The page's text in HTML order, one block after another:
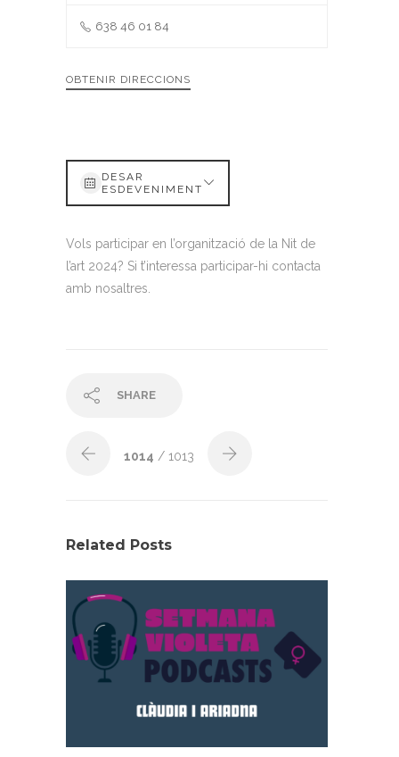
638 46 01 84
OBTENIR DIRECCIONS
DESAR
ESDEVENIMENT
Vols participar en l’organització de la Nit de
l’art 2024? Si t’interessa participar-hi contacta
amb nosaltres.
SHARE
1014 / 1013
Related Posts